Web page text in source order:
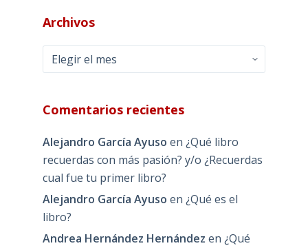
Archivos
Archivos
Comentarios recientes
Alejandro García Ayuso en ¿Qué libro
recuerdas con más pasión? y/o ¿Recuerdas
cual fue tu primer libro?
Alejandro García Ayuso en ¿Qué es el
libro?
Andrea Hernández Hernández en ¿Qué